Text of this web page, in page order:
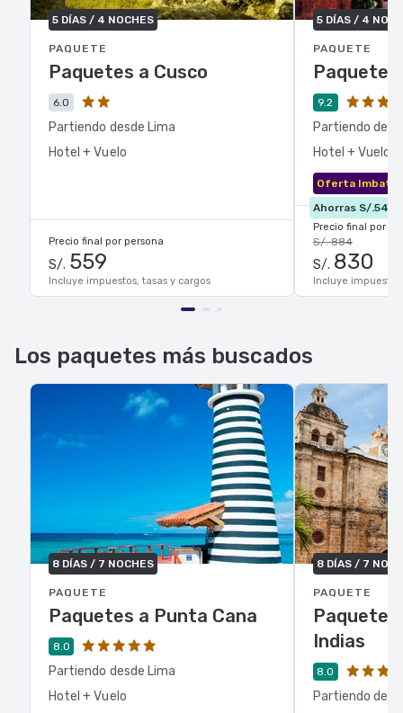
5 DÍAS / 4 NOCHES
PAQUETE
Paquetes a Cusco
6.0
Partiendo desde Lima
Hotel + Vuelo
Precio final por persona
S/. 559
Incluye impuestos, tasas y cargos
5 DÍAS / 4
PAQUETE
Paquetes
9.2
Partiendo
Hotel + Vuelo
Oferta
Ahorras S/.54
Precio final por
S/. 830
S/. 884
Incluye
Los paquetes más buscados
8 DÍAS / 7 NOCHES
PAQUETE
Paquetes a Punta Cana
8.0
Partiendo desde Lima
Hotel + Vuelo
8 DÍAS / 7
PAQUETE
Indias
8.0
Partiendo